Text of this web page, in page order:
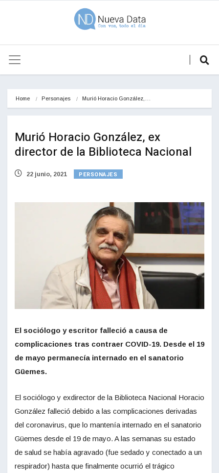
Home Personajes Murió Horacio González,…
Murió Horacio González, ex
director de la Biblioteca Nacional
22 junio, 2021 PERSONAJES
El sociólogo y escritor falleció a causa de
complicaciones tras contraer COVID-19. Desde el 19
de mayo permanecía internado en el sanatorio
Güemes.
El sociólogo y exdirector de la Biblioteca Nacional Horacio
González falleció debido a las complicaciones derivadas
del coronavirus, que lo mantenía internado en el sanatorio
Güemes desde el 19 de mayo. A las semanas su estado
de salud se había agravado (fue sedado y conectado a un
respirador) hasta que finalmente ocurrió el trágico